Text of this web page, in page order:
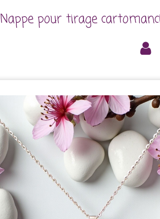
Nappe pour tirage